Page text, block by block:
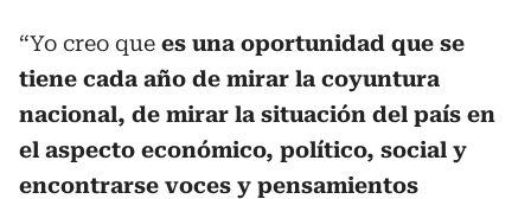
“Yo creo que es una oportunidad que se
tiene cada año de mirar la coyuntura
nacional, de mirar la situación del país en
el aspecto económico, político, social y
encontrarse voces y pensamientos